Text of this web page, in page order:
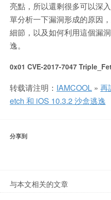
亮點，所以還剩很多可以深
單分析一下漏洞形成的原因
細節，以及如何利用這個漏
逸。
0x01 CVE-2017-7047
转载请注明： IAMCOOL » 再
etch 和 iOS 10.3.2 沙盒逃逸
分享到
与本文相关的文章